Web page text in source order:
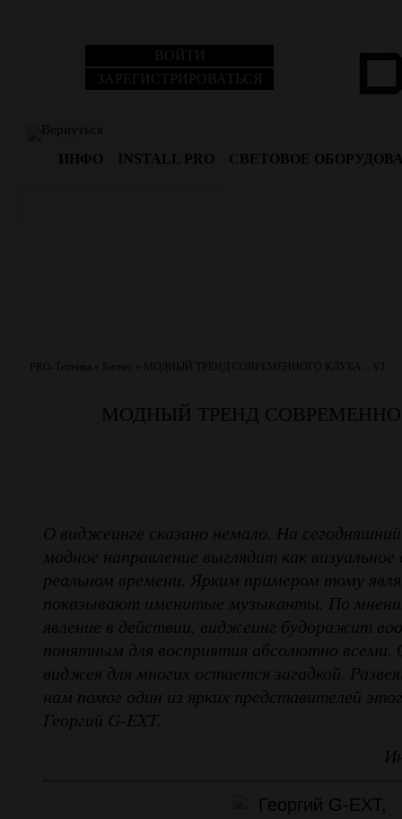
ВОЙТИ
ЗАРЕГИСТРИРОВАТЬСЯ
Вернуться
ИНФО INSTALL PRO СВЕТОВОЕ
PRO-Техника » Бизнес » МОДНЫЙ ТРЕНД СОВРЕМЕННОГО КЛУБА – VJ
МОДНЫЙ ТРЕНД
О виджеинге сказано немало. На
модное направление выглядит как
реальном времени. Ярким примером тому
показывают именитые музыканты. По
явление в действии, виджеинг будоражит
понятным для восприятия абсолютно всеми.
виджея для многих остается загадкой.
нам помог один из ярких представителей
Георгий G-EXT.